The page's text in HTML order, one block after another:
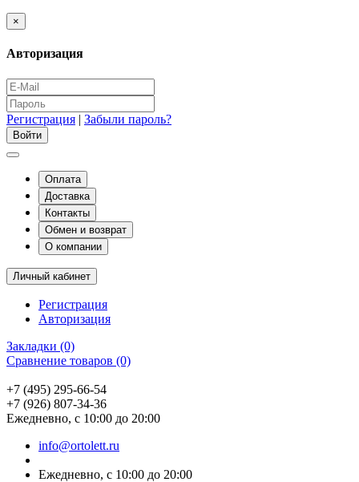
×
Авторизация
Регистрация | Забыли пароль?
Оплата
Доставка
Контакты
Обмен и возврат
О компании
Личный кабинет
Регистрация
Авторизация
Закладки (0)
Сравнение товаров (0)
+7 (495) 295-66-54
+7 (926) 807-34-36
Ежедневно, с 10:00 до 20:00
info@ortolett.ru
Ежедневно, с 10:00 до 20:00